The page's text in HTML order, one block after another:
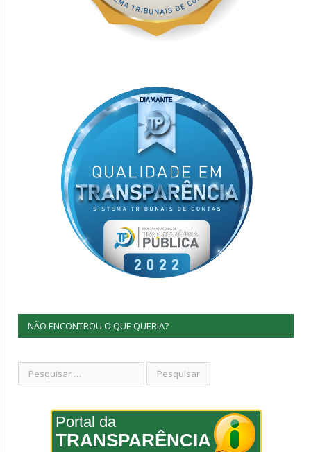
NÃO ENCONTROU O QUE QUERIA?
Portal da
TRANSPARÊNCIA